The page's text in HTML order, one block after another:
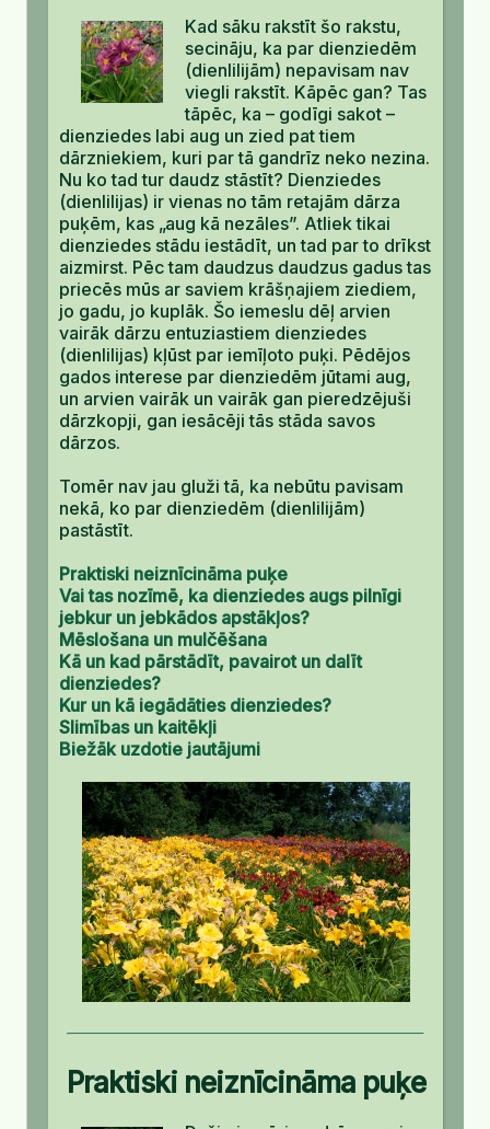
Kad sāku rakstīt šo rakstu,
secināju, ka par dienziedēm
(dienlilijām) nepavisam nav
viegli rakstīt. Kāpēc gan? Tas
tāpēc, ka – godīgi sakot –
dienziedes labi aug un zied pat tiem
dārzniekiem, kuri par tā gandrīz neko nezina.
Nu ko tad tur daudz stāstīt? Dienziedes
(dienlilijas) ir vienas no tām retajām dārza
puķēm, kas „aug kā nezāles”. Atliek tikai
dienziedes stādu iestādīt, un tad par to drīkst
aizmirst. Pēc tam daudzus daudzus gadus tas
priecēs mūs ar saviem krāšņajiem ziediem,
jo gadu, jo kuplāk. Šo iemeslu dēļ arvien
vairāk dārzu entuziastiem dienziedes
(dienlilijas) kļūst par iemīļoto puķi. Pēdējos
gados interese par dienziedēm jūtami aug,
un arvien vairāk un vairāk gan pieredzējuši
dārzkopji, gan iesācēji tās stāda savos
dārzos.
Tomēr nav jau gluži tā, ka nebūtu pavisam
nekā, ko par dienziedēm (dienlilijām)
pastāstīt.
Praktiski neiznīcināma puķe
Vai tas nozīmē, ka dienziedes augs pilnīgi
jebkur un jebkādos apstākļos?
Mēslošana un mulčēšana
Kā un kad pārstādīt, pavairot un dalīt
dienziedes?
Kur un kā iegādāties dienziedes?
Slimības un kaitēkļi
Biežāk uzdotie jautājumi
Praktiski neiznīcināma puķe